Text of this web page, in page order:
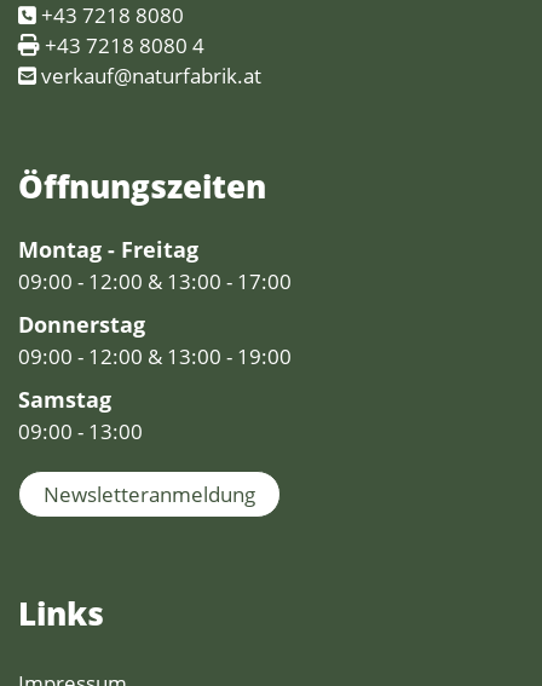
+43 7218 8080
+43 7218 8080 4
verkauf@naturfabrik.at
Öffnungs­zeiten
Montag - Freitag
09:00 - 12:00 & 13:00 - 17:00
Donnerstag
09:00 - 12:00 & 13:00 - 19:00
Samstag
09:00 - 13:00
Newsletteranmeldung
Links